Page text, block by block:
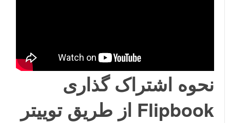
نحوه اشتراک گذاری
Flipbook از طریق توییتر